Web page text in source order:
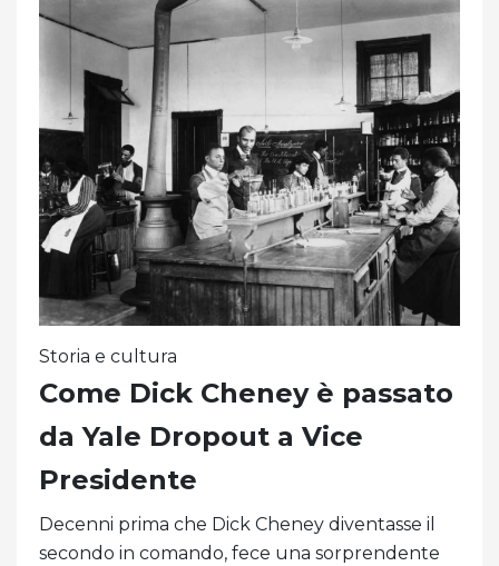
Storia e cultura
Come Dick Cheney è passato
da Yale Dropout a Vice
Presidente
Decenni prima che Dick Cheney diventasse il
secondo in comando, fece una sorprendente